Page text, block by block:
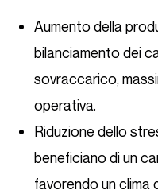
Aumento della
bilanciamento dei
sovraccarico,
operativa.
Riduzione dello
beneficiano di un
favorendo un clima